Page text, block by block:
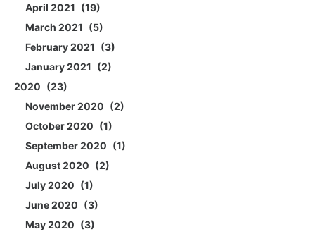
April 2021
19
March 2021
5
February 2021
3
January 2021
2
2020
23
November 2020
2
October 2020
1
September 2020
1
August 2020
2
July 2020
1
June 2020
3
May 2020
3